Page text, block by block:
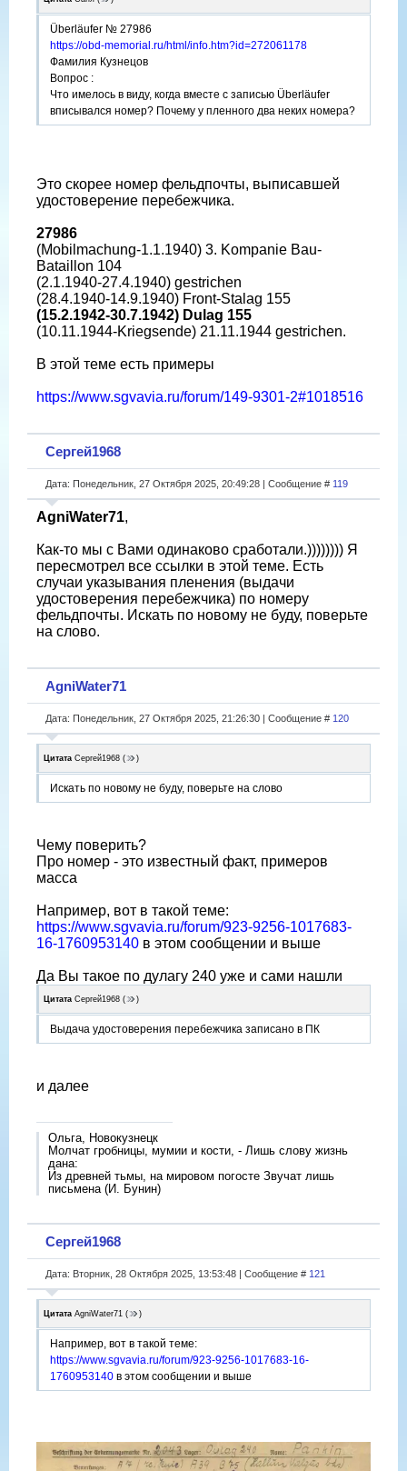
Überläufer № 27986
https://obd-memorial.ru/html/info.htm?id=272061178
Фамилия Кузнецов
Вопрос :
Что имелось в виду, когда вместе с записью Überläufer
вписывался номер? Почему у пленного два неких номера?
Это скорее номер фельдпочты, выписавшей
удостоверение перебежчика.
27986
(Mobilmachung-1.1.1940) 3. Kompanie Bau-
Bataillon 104
(2.1.1940-27.4.1940) gestrichen
(28.4.1940-14.9.1940) Front-Stalag 155
(15.2.1942-30.7.1942) Dulag 155
(10.11.1944-Kriegsende) 21.11.1944 gestrichen.
В этой теме есть примеры
https://www.sgvavia.ru/forum/149-9301-2#1018516
Сергей1968
Дата: Понедельник, 27 Октября 2025, 20:49:28 | Сообщение # 119
AgniWater71,
Как-то мы с Вами одинаково сработали.)))))))) Я
пересмотрел все ссылки в этой теме. Есть
случаи указывания пленения (выдачи
удостоверения перебежчика) по номеру
фельдпочты. Искать по новому не буду, поверьте
на слово.
AgniWater71
Дата: Понедельник, 27 Октября 2025, 21:26:30 | Сообщение # 120
Цитата Сергей1968 ( )
Искать по новому не буду, поверьте на слово
Чему поверить?
Про номер - это известный факт, примеров
масса
Например, вот в такой теме:
https://www.sgvavia.ru/forum/923-9256-1017683-
16-1760953140 в этом сообщении и выше
Да Вы такое по дулагу 240 уже и сами нашли
Цитата Сергей1968 ( )
Выдача удостоверения перебежчика записано в ПК
и далее
Ольга, Новокузнецк
Молчат гробницы, мумии и кости, - Лишь слову жизнь
дана:
Из древней тьмы, на мировом погосте Звучат лишь
письмена (И. Бунин)
Сергей1968
Дата: Вторник, 28 Октября 2025, 13:53:48 | Сообщение # 121
Цитата AgniWater71 ( )
Например, вот в такой теме:
https://www.sgvavia.ru/forum/923-9256-1017683-16-
1760953140 в этом сообщении и выше